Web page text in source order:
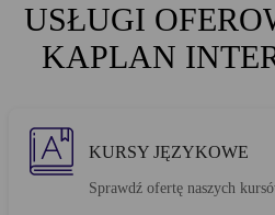
USŁUGI
KAPLAN
KURSY JĘZYKOWE
Sprawdź ofertę naszych